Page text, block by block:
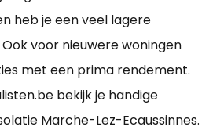
heb je een veel lagere
voor nieuwere woningen
met een prima rendement.
bekijk je handige
Marche-Lez-Ecaussinnes.